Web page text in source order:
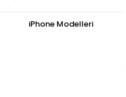
iPhone Modelleri